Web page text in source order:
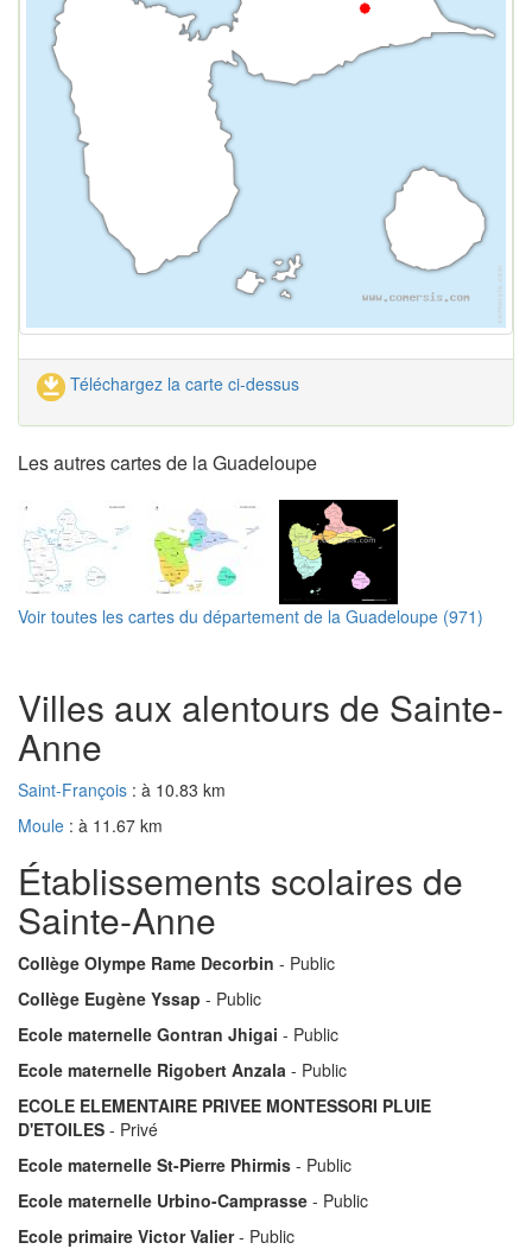
Téléchargez la carte ci-dessus
Les autres cartes de la Guadeloupe
Voir toutes les cartes du département de la Guadeloupe (971)
Villes aux alentours de Sainte-
Anne
Saint-François : à 10.83 km
Moule : à 11.67 km
Établissements scolaires de
Sainte-Anne
Collège Olympe Rame Decorbin - Public
Collège Eugène Yssap - Public
Ecole maternelle Gontran Jhigai - Public
Ecole maternelle Rigobert Anzala - Public
ECOLE ELEMENTAIRE PRIVEE MONTESSORI PLUIE
D'ETOILES - Privé
Ecole maternelle St-Pierre Phirmis - Public
Ecole maternelle Urbino-Camprasse - Public
Ecole primaire Victor Valier- Public